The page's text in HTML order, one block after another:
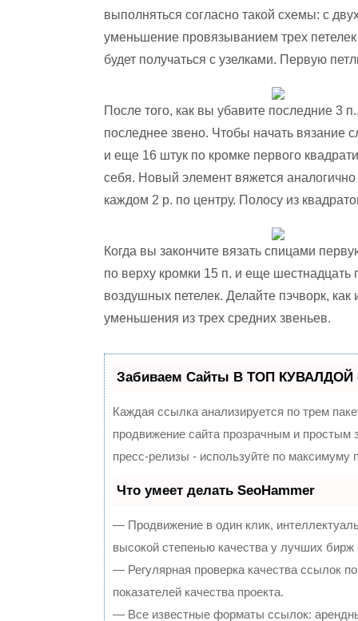
выполняться согласно такой схемы: с
уменьшение провязыванием трех
будет получаться с узелками. Первую
После того, как вы убавите последние 3
последнее звено. Чтобы начать вязание
и еще 16 штук по кромке первого
себя. Новый элемент вяжется
каждом 2 р. по центру. Полосу из
Когда вы закончите вязать спицами
по верху кромки 15 п. и еще шестнадцать
воздушных петелек. Делайте пэчворк,
уменьшения из трех средних звеньев.
Забиваем Сайты В ТОП КУВАЛДОЙ -
Каждая ссылка анализируется по трем
продвижение сайта прозрачным и
пресс-релизы - используйте по
Что умеет делать SeoHammer
— Продвижение в один клик,
высокой степенью качества у лучших бирж
— Регулярная проверка качества ссылок
показателей качества проекта.
— Все известные форматы ссылок: